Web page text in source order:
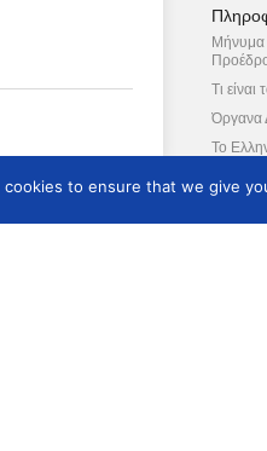
Μήνυμα
Τι είναι
Όργανα
Το
cookies to ensure that we give